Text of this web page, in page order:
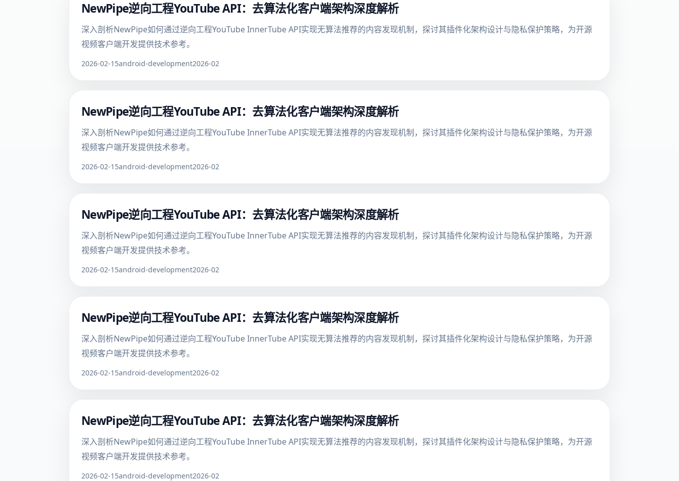
NewPipe逆向工程YouTube API：去算法化客户端架构深度解析
深入剖析NewPipe如何通过逆向工程YouTube InnerTube API实现无算法推荐的内容发现机制，探讨其插件化架构设计与隐私保护策略，为开源
视频客户端开发提供技术参考。
2026-02-15android-development2026-02
NewPipe逆向工程YouTube API：去算法化客户端架构深度解析
深入剖析NewPipe如何通过逆向工程YouTube InnerTube API实现无算法推荐的内容发现机制，探讨其插件化架构设计与隐私保护策略，为开源
视频客户端开发提供技术参考。
2026-02-15android-development2026-02
NewPipe逆向工程YouTube API：去算法化客户端架构深度解析
深入剖析NewPipe如何通过逆向工程YouTube InnerTube API实现无算法推荐的内容发现机制，探讨其插件化架构设计与隐私保护策略，为开源
视频客户端开发提供技术参考。
2026-02-15android-development2026-02
NewPipe逆向工程YouTube API：去算法化客户端架构深度解析
深入剖析NewPipe如何通过逆向工程YouTube InnerTube API实现无算法推荐的内容发现机制，探讨其插件化架构设计与隐私保护策略，为开源
视频客户端开发提供技术参考。
2026-02-15android-development2026-02
NewPipe逆向工程YouTube API：去算法化客户端架构深度解析
深入剖析NewPipe如何通过逆向工程YouTube InnerTube API实现无算法推荐的内容发现机制，探讨其插件化架构设计与隐私保护策略，为开源
视频客户端开发提供技术参考。
2026-02-15android-development2026-02